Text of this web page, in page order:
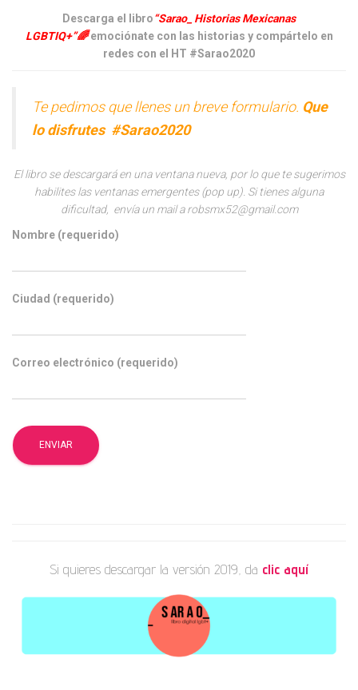
Descarga el libro“Sarao_ Historias Mexicanas
LGBTIQ+”🌈emociónate con las historias y compártelo en
redes con el HT #Sarao2020
Te pedimos que llenes un breve formulario. Que
lo disfrutes #Sarao2020
El libro se descargará en una ventana nueva, por lo que te sugerimos
habilites las ventanas emergentes (pop up). Si tienes alguna
dificultad, envía un mail a robsmx52@gmail.com
Nombre (requerido)
Ciudad (requerido)
Correo electrónico (requerido)
Si quieres descargar la versión 2019, da clic aquí